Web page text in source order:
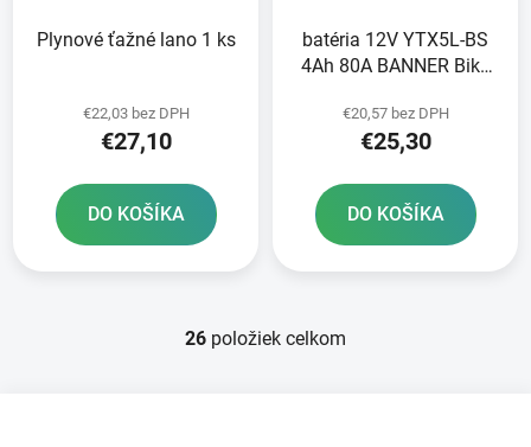
Plynové ťažné lano 1 ks
€22,03 bez DPH
€27,10
DO KOŠÍKA
batéria 12V YTX5L-BS
4Ah 80A BANNER Bike
€20,57 bez DPH
€25,30
DO KOŠÍKA
O
26 položiek celkom